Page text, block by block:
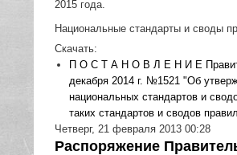
2015 года.
Национальные стандарты и своды
Скачать:
П О С Т А Н О В Л Е Н И Е
декабря 2014 г. №1521 "Об
национальных стандартов и
таких стандартов и сводов
Четверг, 21 февраля 2013 00:28
Распоряжение